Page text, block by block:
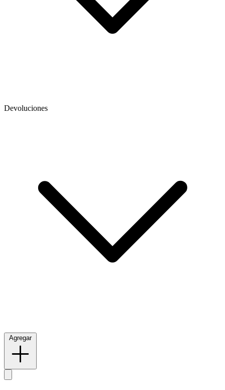
Devoluciones
Agregar